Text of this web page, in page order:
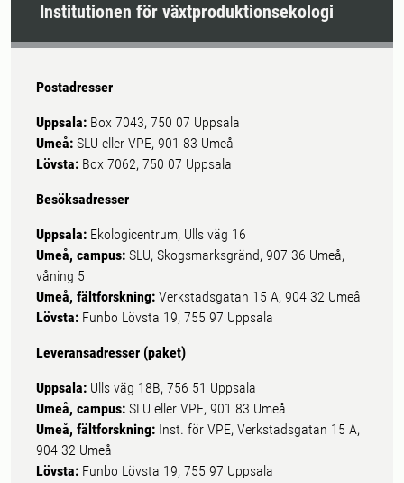
Institutionen för växtproduktionsekologi
Postadresser
Uppsala: Box 7043, 750 07 Uppsala
Umeå: SLU eller VPE, 901 83 Umeå
Lövsta: Box 7062, 750 07 Uppsala
Besöksadresser
Uppsala: Ekologicentrum, Ulls väg 16
Umeå, campus: SLU, Skogsmarksgränd, 907 36 Umeå,
våning 5
Umeå, fältforskning: Verkstadsgatan 15 A, 904 32 Umeå
Lövsta: Funbo Lövsta 19, 755 97 Uppsala
Leveransadresser (paket)
Uppsala: Ulls väg 18B, 756 51 Uppsala
Umeå, campus: SLU eller VPE, 901 83 Umeå
Umeå, fältforskning: Inst. för VPE, Verkstadsgatan 15 A,
904 32 Umeå
Lövsta: Funbo Lövsta 19, 755 97 Uppsala